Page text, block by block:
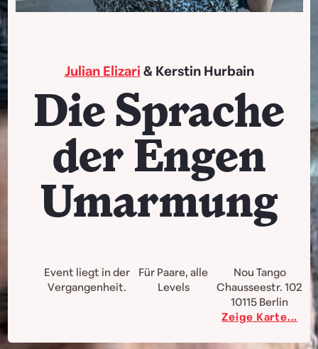
Die Sprache
der Engen
Umarmung
Julian Elizari & Kerstin Hurbain
Event liegt in der
Vergangenheit.
Für Paare, alle
Levels
Nou Tango
Chausseestr. 102
10115 Berlin
Zeige Karte...